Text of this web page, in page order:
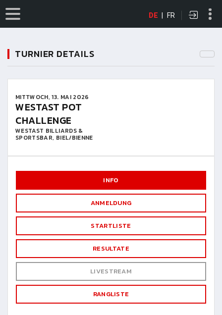
DE | FR
TURNIER DETAILS
MITTWOCH, 13. MAI 2026
WESTAST POT
CHALLENGE
WESTAST BILLIARDS &
SPORTSBAR, BIEL/BIENNE
INFO
ANMELDUNG
STARTLISTE
RESULTATE
LIVESTREAM
RANGLISTE